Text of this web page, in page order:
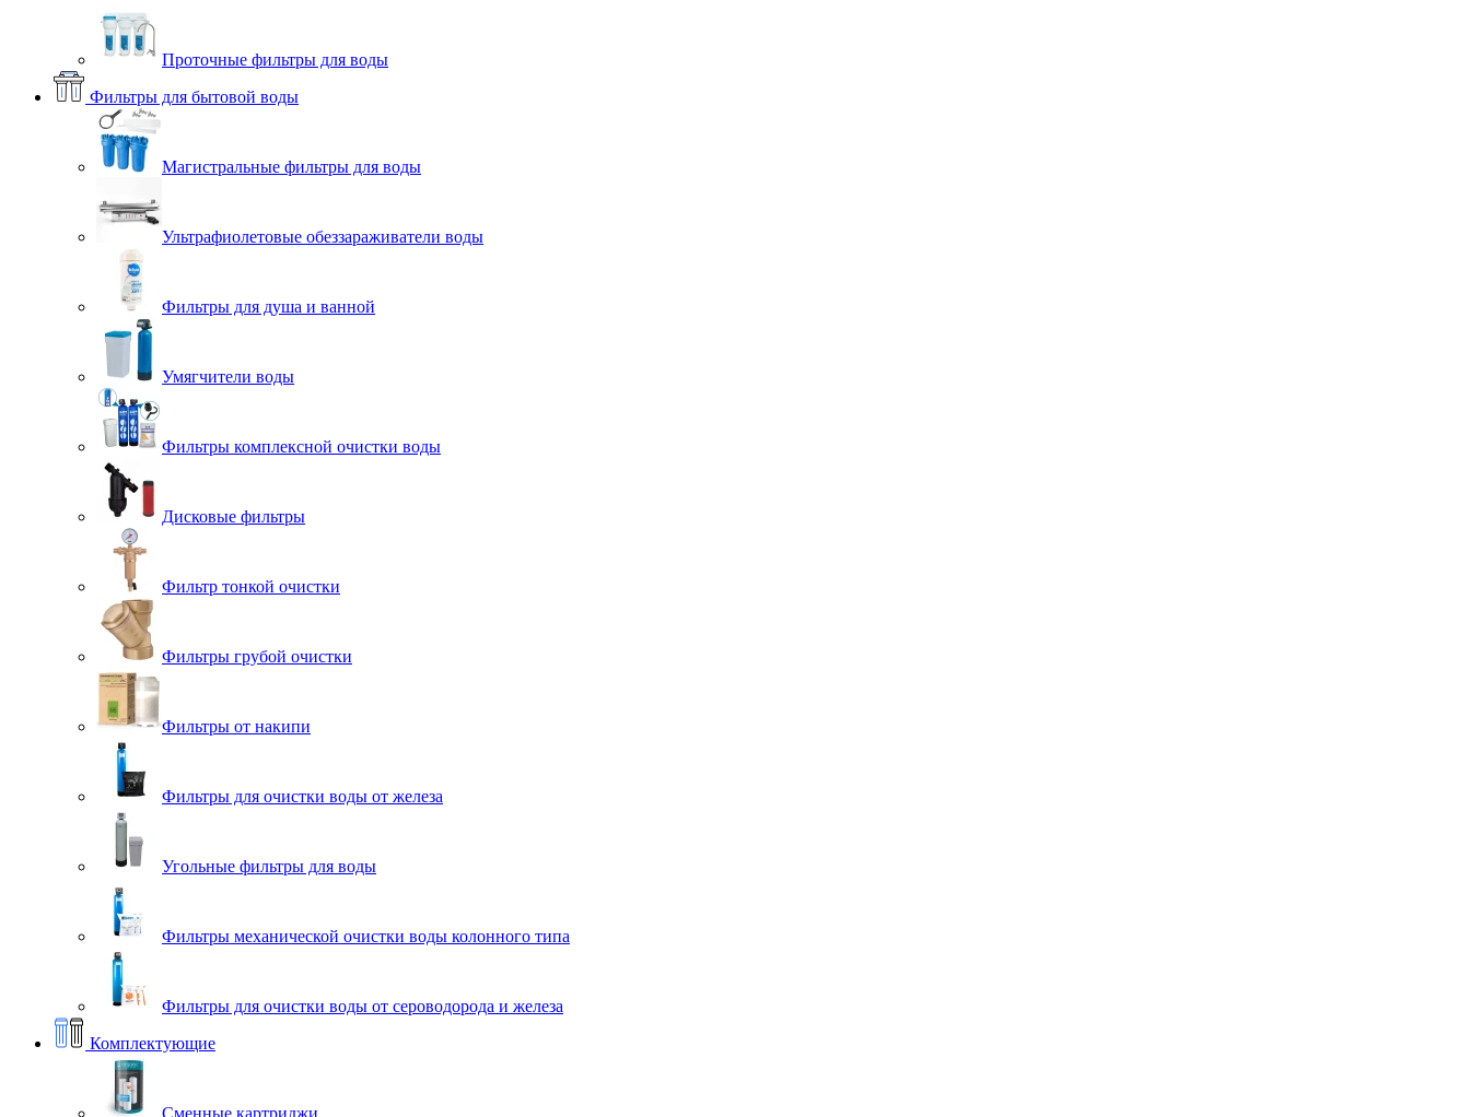
Проточные фильтры для воды
Фильтры для бытовой воды
Магистральные фильтры для воды
Ультрафиолетовые обеззараживатели воды
Фильтры для душа и ванной
Умягчители воды
Фильтры комплексной очистки воды
Дисковые фильтры
Фильтр тонкой очистки
Фильтры грубой очистки
Фильтры от накипи
Фильтры для очистки воды от железа
Угольные фильтры для воды
Фильтры механической очистки воды колонного типа
Фильтры для очистки воды от сероводорода и железа
Комплектующие
Сменные картриджи